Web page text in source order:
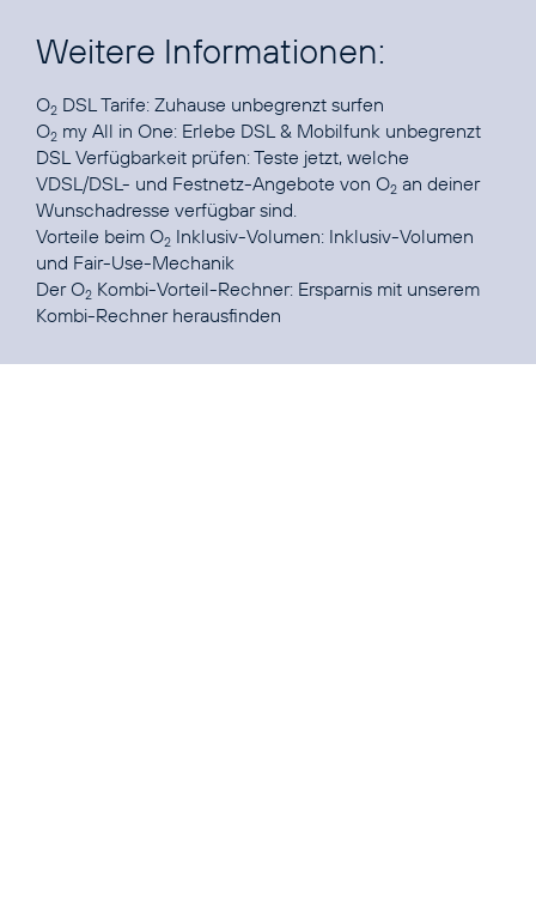
Weitere Informationen:
O2 DSL Tarife: Zuhause unbegrenzt surfen
O2 my All in One: Erlebe DSL & Mobilfunk unbegrenzt
DSL Verfügbarkeit prüfen:Teste jetzt, welche
VDSL/DSL- und Festnetz-Angebote von O2 an deiner
Vorteile beim O2 Inklusiv-Volumen: Inklusiv-Volumen
Der O2 Kombi-Vorteil-Rechner: Ersparnis mit unserem
Kombi-Rechner herausfinden